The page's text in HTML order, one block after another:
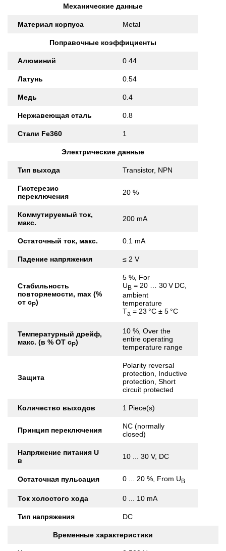
Механические данные
Материал корпуса Metal
Поправочные коэффициенты
Алюминий 0.44
Латунь 0.54
Медь 0.4
Нержавеющая сталь 0.8
Стали Fe360 1
Электрические данные
Тип выхода Transistor, NPN
Гистерезис
переключения
20 %
Коммутируемый ток,
макс.
200 mA
Остаточный ток, макс. 0.1 mA
Падение напряжения ≤ 2 V
Стабильность
повторяемости, max (%
от сР)
5 %, For
UB = 20 … 30 V DC,
ambient
temperature
Ta = 23 °C ± 5 °C
Температурный дрейф,
макс. (в % ОТ сР)
10 %, Over the
entire operating
temperature range
Защита
Polarity reversal
protection, Inductive
protection, Short
circuit protected
Количество выходов 1 Piece(s)
Принцип переключения
NC (normally
closed)
Напряжение питания U
в
10 ... 30 V, DC
Остаточная пульсация 0 ... 20 %, From UB
Ток холостого хода 0 ... 10 mA
Тип напряжения DC
Временные характеристики